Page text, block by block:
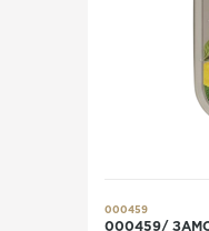
000459
000459/